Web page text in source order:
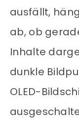
ausfällt,
ab, ob
Inhalte
dunkle
OLED-